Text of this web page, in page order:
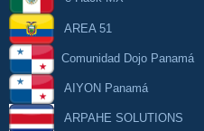
AREA 51
Comunidad Dojo Panamá
AIYON Panamá
ARPAHE SOLUTIONS